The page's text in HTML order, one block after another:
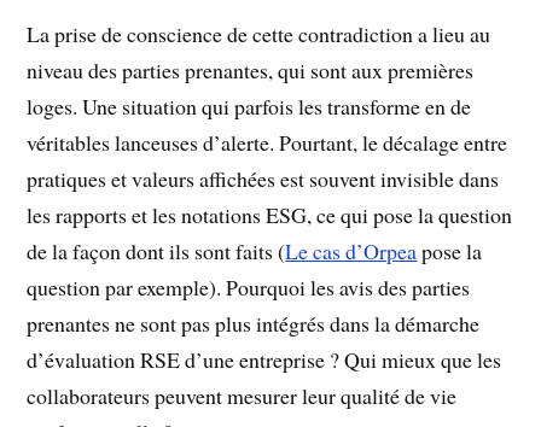
La prise de conscience de cette contradiction a lieu au
niveau des parties prenantes, qui sont aux premières
loges. Une situation qui parfois les transforme en de
véritables lanceuses d’alerte. Pourtant, le décalage entre
pratiques et valeurs affichées est souvent invisible dans
les rapports et les notations ESG, ce qui pose la question
de la façon dont ils sont faits (Le cas d’Orpeapose la
question par exemple). Pourquoi les avis des parties
prenantes ne sont pas plus intégrés dans la démarche
d’évaluation RSE d’une entreprise ? Qui mieux que les
collaborateurs peuvent mesurer leur qualité de vie